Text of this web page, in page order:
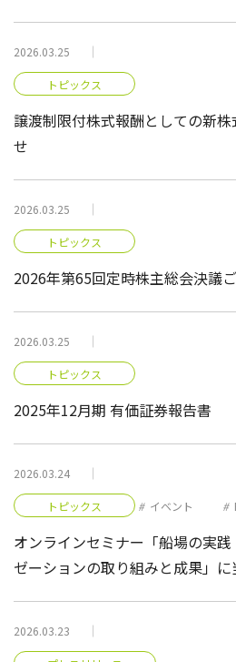
2026.03.25
トピックス
譲渡制限付株式報酬としての新
せ
2026.03.25
トピックス
2026年第65回定時株主総会決議
2026.03.25
トピックス
2025年12月期 有価証券報告書
2026.03.24
トピックス イベント
オンラインセミナー「船場の実
ゼーションの取り組みと成果」
2026.03.23